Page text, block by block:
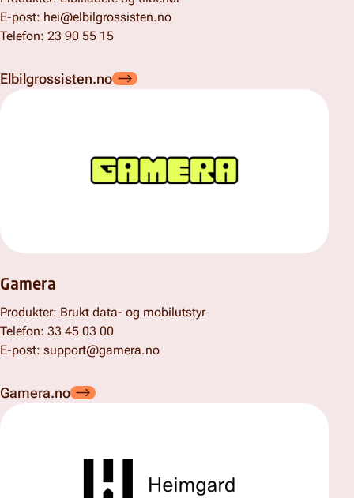
E-post: hei@elbilgrossisten.no
Telefon: 23 90 55 15
Elbilgrossisten.no
Gamera
Produkter: Brukt data- og mobilutstyr
Telefon: 33 45 03 00
E-post: support@gamera.no
Gamera.no